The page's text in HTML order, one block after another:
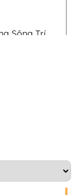
Sông Trí,
Tân
Nội
Tây Hồ, Hà